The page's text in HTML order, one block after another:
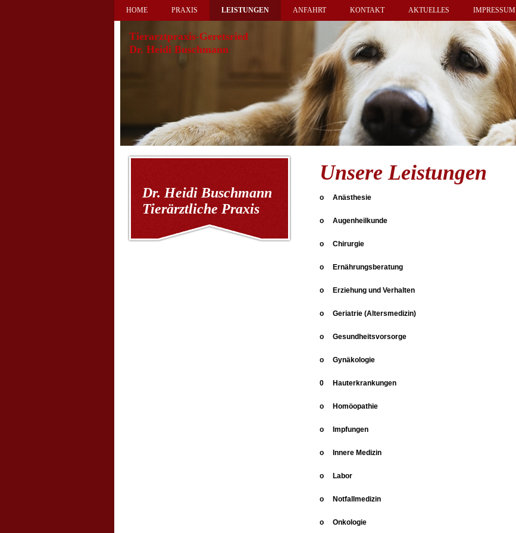
HOME PRAXIS LEISTUNGEN ANFAHRT KONTAKT AKTUELLES IMPRESSUM
Tierarztpraxis-Geretsried
Dr. Heidi Buschmann
Dr. Heidi Buschmann
Tierärztliche Praxis
Unsere Leistungen
o Anästhesie
o Augenheilkunde
o Chirurgie
o Ernährungsberatung
o Erziehung und Verhalten
o Geriatrie (Altersmedizin)
o Gesundheitsvorsorge
o Gynäkologie
0 Hauterkrankungen
o Homöopathie
o Impfungen
o Innere Medizin
o Labor
o Notfallmedizin
o Onkologie